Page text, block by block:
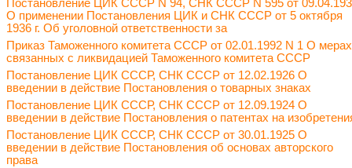
Постановление ЦИК СССР N 94, СНК СССР N 595 от
О применении Постановления ЦИК и СНК СССР от 5 октября
1936 г. Об уголовной ответственности за
Приказ Таможенного комитета СССР от 02.01.1992 N 1 О
связанных с ликвидацией Таможенного комитета СССР
Постановление ЦИК СССР, СНК СССР от 12.02.1926 О
введении в действие Постановления о товарных знаках
Постановление ЦИК СССР, СНК СССР от 12.09.1924 О
введении в действие Постановления о патентах на
Постановление ЦИК СССР, СНК СССР от 30.01.1925 О
введении в действие Постановления об основах авторского
права